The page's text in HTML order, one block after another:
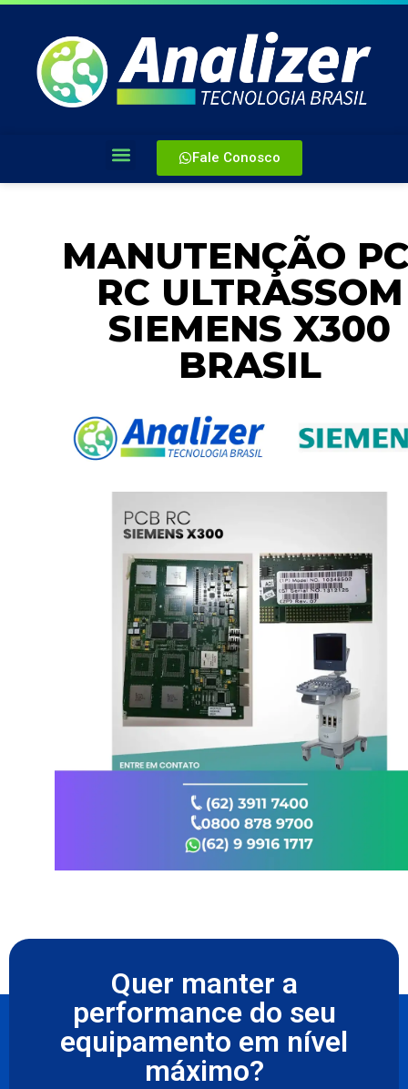
Fale Conosco
MANUTENÇÃO
RC ULTRASSOM
SIEMENS X300
BRASIL
Quer manter a
performance do seu
equipamento em nível
máximo?